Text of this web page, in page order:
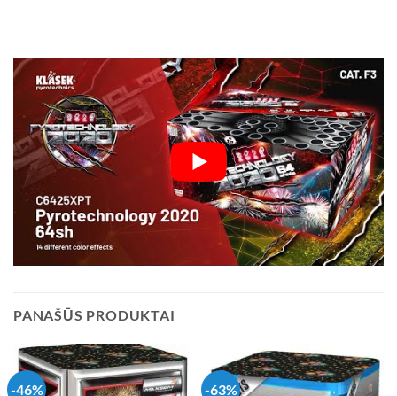
PANAŠŪS PRODUKTAI
-46% -63%